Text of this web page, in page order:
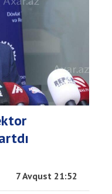
7 Avqust 21:52